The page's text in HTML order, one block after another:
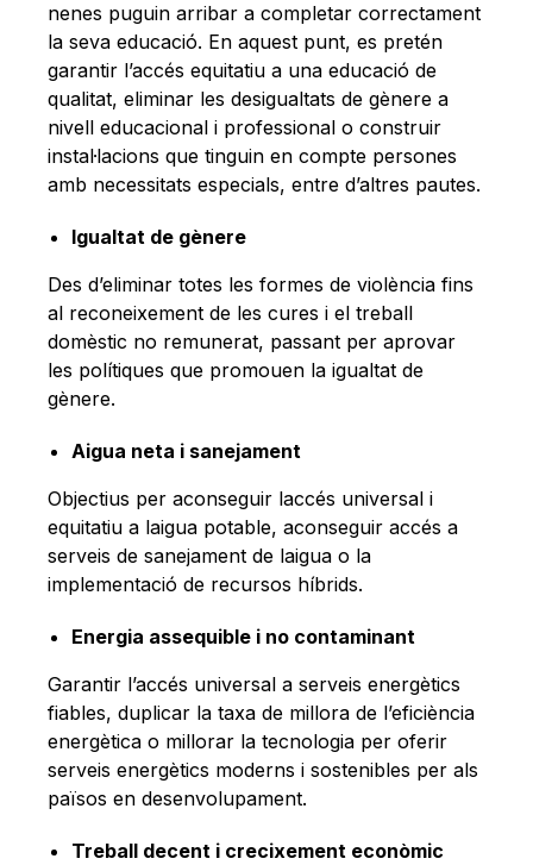
nenes puguin arribar a completar correctament
la seva educació. En aquest punt, es pretén
garantir l’accés equitatiu a una educació de
qualitat, eliminar les desigualtats de gènere a
nivell educacional i professional o construir
instal·lacions que tinguin en compte persones
amb necessitats especials, entre d’altres pautes.
Igualtat de gènere
Des d’eliminar totes les formes de violència fins
al reconeixement de les cures i el treball
domèstic no remunerat, passant per aprovar
les polítiques que promouen la igualtat de
gènere.
Aigua neta i sanejament
Objectius per aconseguir laccés universal i
equitatiu a laigua potable, aconseguir accés a
serveis de sanejament de laigua o la
implementació de recursos híbrids.
Energia assequible i no contaminant
Garantir l’accés universal a serveis energètics
fiables, duplicar la taxa de millora de l’eficiència
energètica o millorar la tecnologia per oferir
serveis energètics moderns i sostenibles per als
països en desenvolupament.
Treball decent i crecixement econòmic